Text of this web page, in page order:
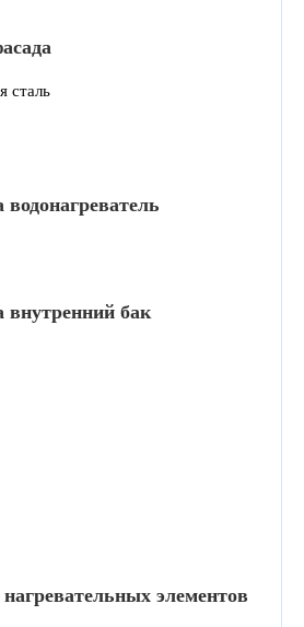
сталь
водонагреватель
внутренний бак
элементов